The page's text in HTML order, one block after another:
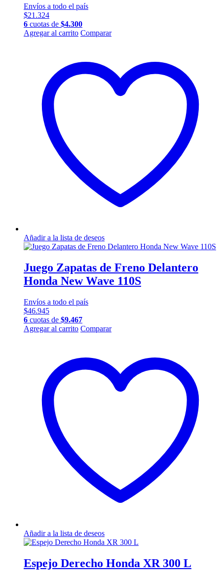
Envíos a todo el país
$21.324
6 cuotas de $4.300
Agregar al carrito Comparar
Añadir a la lista de deseos
Juego Zapatas de Freno Delantero
Honda New Wave 110S
Envíos a todo el país
$46.945
6 cuotas de $9.467
Agregar al carrito Comparar
Añadir a la lista de deseos
Espejo Derecho Honda XR 300 L